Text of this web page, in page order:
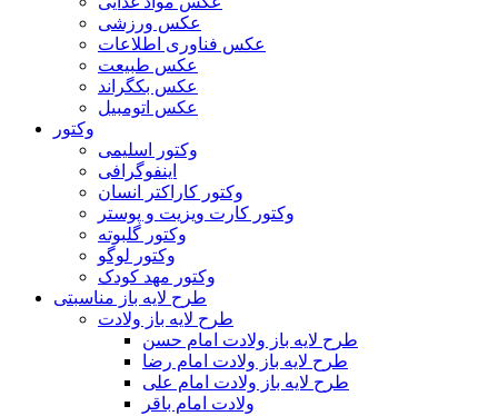
عکس ورزشی
عکس فناوری اطلاعات
عکس طبیعت
عکس بکگراند
عکس اتومبیل
وکتور
وکتور اسلیمی
اینفوگرافی
وکتور کاراکتر انسان
وکتور کارت ویزیت و پوستر
وکتور گلبوته
وکتور لوگو
وکتور مهد کودک
طرح لایه باز مناسبتی
طرح لایه باز ولادت
طرح لایه باز ولادت امام حسن
طرح لایه باز ولادت امام رضا
طرح لایه باز ولادت امام علی
ولادت امام باقر